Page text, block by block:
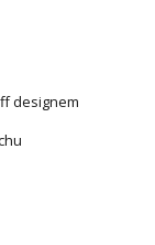
designem